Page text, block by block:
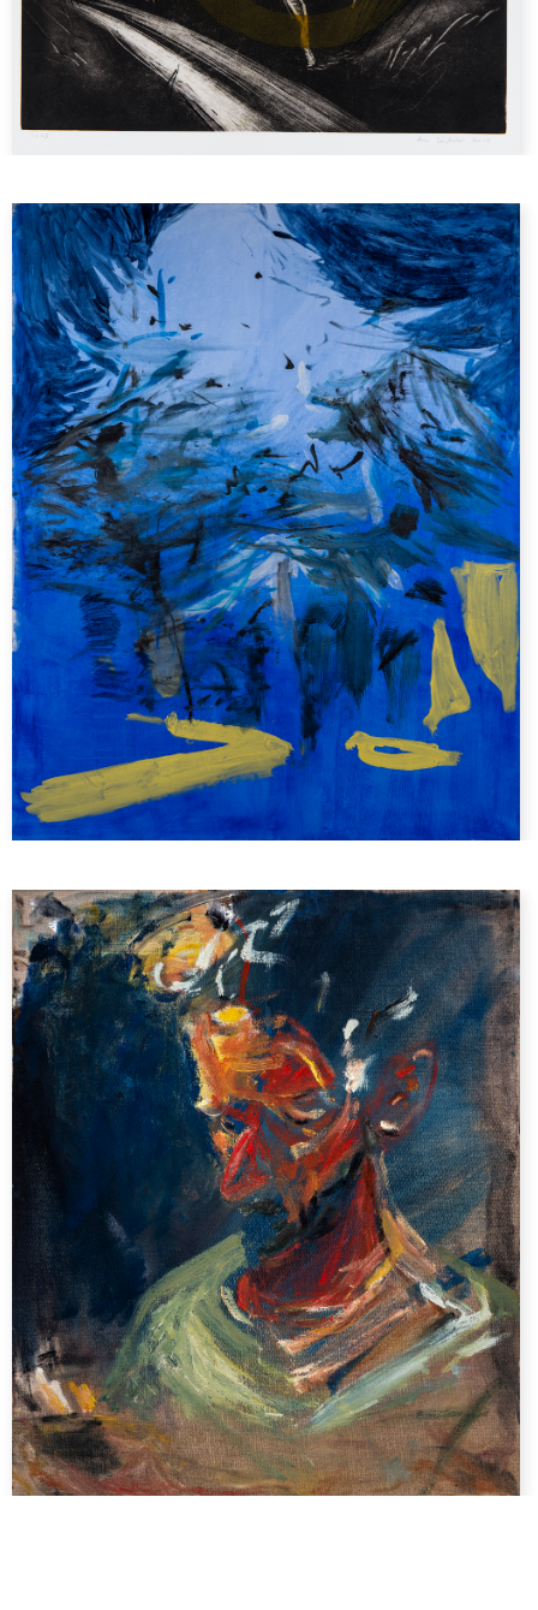
Le ciel se cogne aux arbres
Grand cèdre bleu
A visage découvert
Smart portraits